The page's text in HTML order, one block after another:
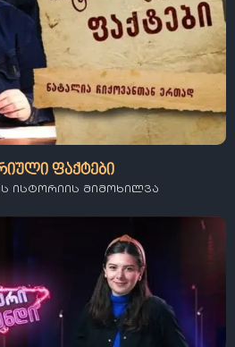
ფაქტები
ისტორიის მიმოხილვა